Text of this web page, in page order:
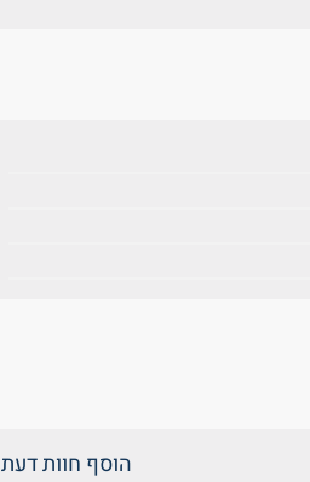
הוסף חוות דעת